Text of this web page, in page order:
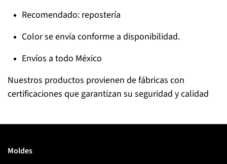
Recomendado: repostería
Color se envía conforme a disponibilidad.
Envíos a todo México
Nuestros productos provienen de fábricas con
certificaciones que garantizan su seguridad y calidad
Moldes